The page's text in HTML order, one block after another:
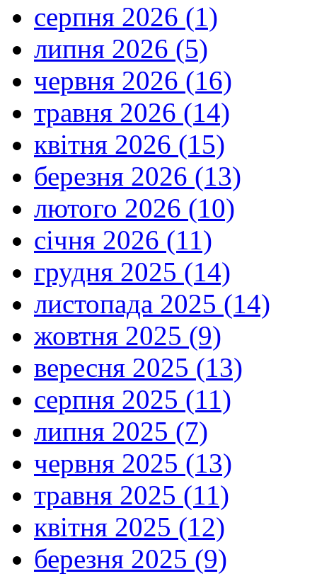
серпня 2026 (1)
липня 2026 (5)
червня 2026 (16)
травня 2026 (14)
квітня 2026 (15)
березня 2026 (13)
лютого 2026 (10)
січня 2026 (11)
грудня 2025 (14)
листопада 2025 (14)
жовтня 2025 (9)
вересня 2025 (13)
серпня 2025 (11)
липня 2025 (7)
червня 2025 (13)
травня 2025 (11)
квітня 2025 (12)
березня 2025 (9)